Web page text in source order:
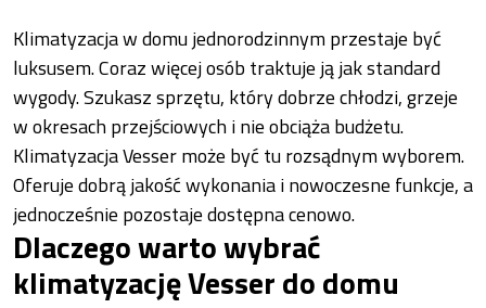
Klimatyzacja w domu jednorodzinnym przestaje być
luksusem. Coraz więcej osób traktuje ją jak standard
wygody. Szukasz sprzętu, który dobrze chłodzi, grzeje
w okresach przejściowych i nie obciąża budżetu.
Klimatyzacja Vesser może być tu rozsądnym wyborem.
Oferuje dobrą jakość wykonania i nowoczesne funkcje, a
jednocześnie pozostaje dostępna cenowo.
Dlaczego warto wybrać
klimatyzację Vesser do domu